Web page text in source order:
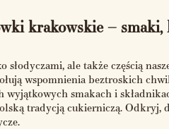
krakowskie – smaki,
ale także częścią
wspomnienia beztroskich
smakach i
tradycją cukierniczą. Odkryj,